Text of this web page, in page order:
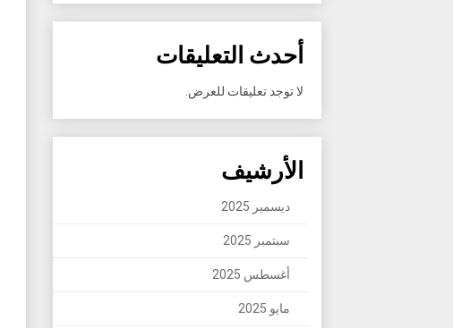
أحدث التعليقات
لا توجد تعليقات للعرض.
الأرشيف
ديسمبر 2025
سبتمبر 2025
أغسطس 2025
مايو 2025